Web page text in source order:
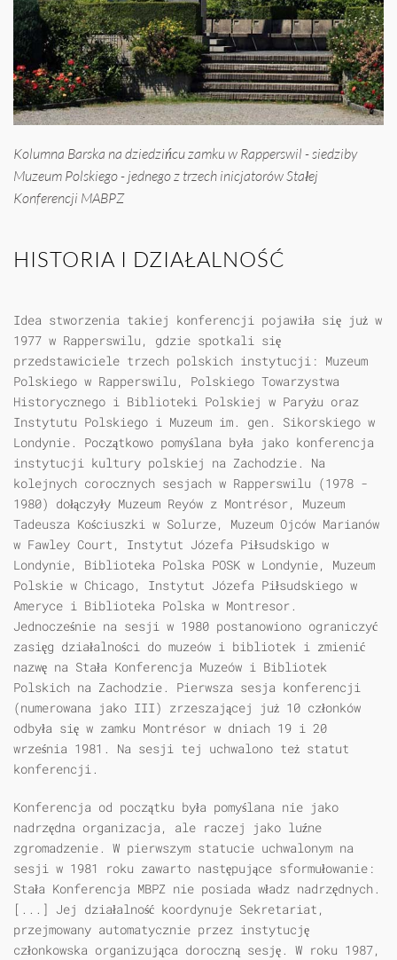
Kolumna Barska na dziedzińcu zamku w Rapperswil - siedziby
Muzeum Polskiego - jednego z trzech inicjatorów Stałej
Konferencji MABPZ
HISTORIA I DZIAŁALNOŚĆ
Idea stworzenia takiej konferencji pojawiła się już w
1977 w Rapperswilu, gdzie spotkali się
przedstawiciele trzech polskich instytucji: Muzeum
Polskiego w Rapperswilu, Polskiego Towarzystwa
Historycznego i Biblioteki Polskiej w Paryżu oraz
Instytutu Polskiego i Muzeum im. gen. Sikorskiego w
Londynie. Początkowo pomyślana była jako konferencja
instytucji kultury polskiej na Zachodzie. Na
kolejnych corocznych sesjach w Rapperswilu (1978 -
1980) dołączyły Muzeum Reyów z Montrésor, Muzeum
Tadeusza Kościuszki w Solurze, Muzeum Ojców Marianów
w Fawley Court, Instytut Józefa Piłsudskigo w
Londynie, Biblioteka Polska POSK w Londynie, Muzeum
Polskie w Chicago, Instytut Józefa Piłsudskiego w
Ameryce i Biblioteka Polska w Montresor.
Jednocześnie na sesji w 1980 postanowiono ograniczyć
zasięg działalności do muzeów i bibliotek i zmienić
nazwę na Stała Konferencja Muzeów i Bibliotek
Polskich na Zachodzie. Pierwsza sesja konferencji
(numerowana jako III) zrzeszającej już 10 członków
odbyła się w zamku Montrésor w dniach 19 i 20
września 1981. Na sesji tej uchwalono też statut
konferencji.
Konferencja od początku była pomyślana nie jako
nadrzędna organizacja, ale raczej jako luźne
zgromadzenie. W pierwszym statucie uchwalonym na
sesji w 1981 roku zawarto następujące sformułowanie:
Stała Konferencja MBPZ nie posiada władz nadrzędnych.
[...] Jej działalność koordynuje Sekretariat,
przejmowany automatycznie przez instytucję
członkowska organizująca doroczną sesję. W roku 1987,